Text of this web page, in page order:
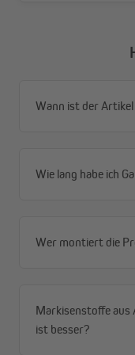
Wann ist der
Wie lang habe ich
Wer montiert die
Markisenstoffe
ist besser?